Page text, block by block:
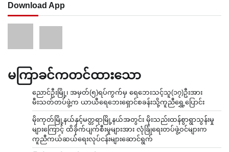
Download App
မကြာခင်ကတင်ထားသော
ညောင်ဦးမြို့၊ အမှတ်(၅)ရပ်ကွက်မှ ရေဘေးသင့်သူ(၁၇)ဦးအား
မီးသတ်တပ်ဖွဲ့က ယာယီရေဘေးရှောင်စခန်းသို့ကူညီရွှေ့ပြောင်း
မိုးကုတ်မြို့နယ်နှင့်မတ္တရာမြို့နယ်အတွင်း မိုးသည်းထန်စွာရွာသွန်းမှု
များကြောင့် ထိခိုက်ပျက်စီးမှုများအား လုံခြုံရေးတပ်ဖွဲ့ဝင်များက
ကူညီကယ်ဆယ်ရေးလုပ်ငန်းများဆောင်ရွက်